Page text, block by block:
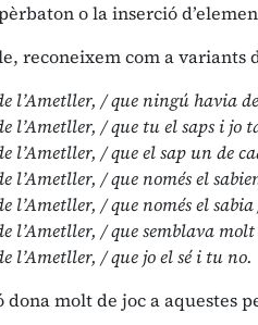
o la inserció
reconeixem com a variants
l’Ametller, / que ningú havia
l’Ametller, / que tu el saps i jo
l’Ametller, / que el sap un de
l’Ametller, / que només el
l’Ametller, / que només el
l’Ametller, / que semblava
l’Ametller, / que jo el sé i tu no.
dona molt de joc a aquestes